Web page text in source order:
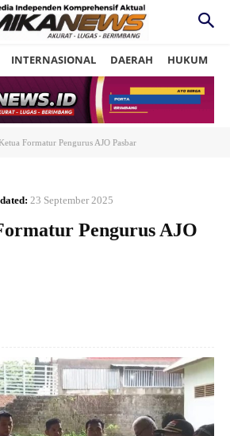
INTERNASIONAL DAERAH HUKUM
Formatur Pengurus AJO Pasbar
23 September 2025
Pengurus AJO